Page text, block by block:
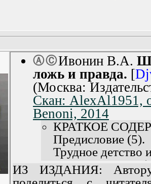
ⒶⒸИвонин В.А.
ложь и правда. [
(Москва:
Скан: AlexAl1951,
Benoni, 2014
КРАТКОЕ
Предисловие (5).
Трудное детство
Гимнастика ума
Футбол (180).
ИЗ ИЗДАНИЯ: